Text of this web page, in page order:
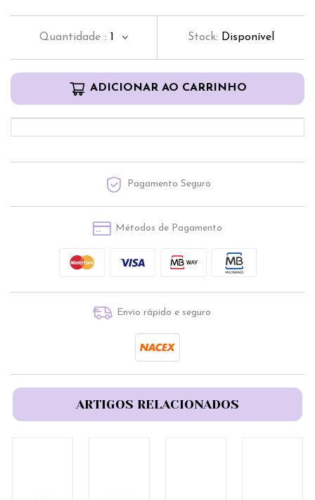
Quantidade : 1 Stock: Disponível
ADICIONAR AO CARRINHO
Pagamento Seguro
Métodos de Pagamento
Envio rápido e seguro
ARTIGOS RELACIONADOS